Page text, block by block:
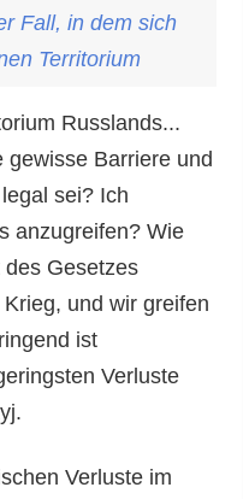
Fall, in dem sich
Territorium
Russlands...
gewisse Barriere und
sei? Ich
anzugreifen? Wie
Gesetzes
und wir greifen
ist
Verluste
Verluste im